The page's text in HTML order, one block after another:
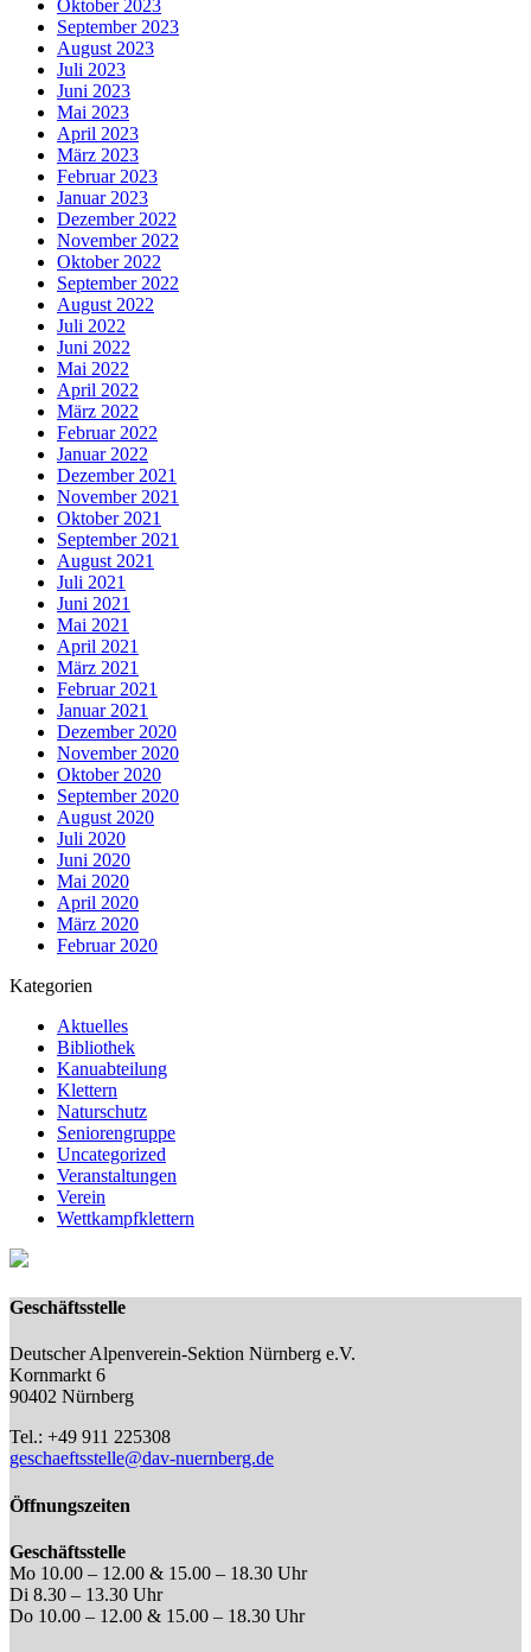
Oktober 2023
September 2023
August 2023
Juli 2023
Juni 2023
Mai 2023
April 2023
März 2023
Februar 2023
Januar 2023
Dezember 2022
November 2022
Oktober 2022
September 2022
August 2022
Juli 2022
Juni 2022
Mai 2022
April 2022
März 2022
Februar 2022
Januar 2022
Dezember 2021
November 2021
Oktober 2021
September 2021
August 2021
Juli 2021
Juni 2021
Mai 2021
April 2021
März 2021
Februar 2021
Januar 2021
Dezember 2020
November 2020
Oktober 2020
September 2020
August 2020
Juli 2020
Juni 2020
Mai 2020
April 2020
März 2020
Februar 2020
Kategorien
Aktuelles
Bibliothek
Kanuabteilung
Klettern
Naturschutz
Seniorengruppe
Uncategorized
Veranstaltungen
Verein
Wettkampfklettern
Geschäftsstelle
Deutscher Alpenverein-Sektion Nürnberg e.V.
Kornmarkt 6
90402 Nürnberg
Tel.: +49 911 225308
geschaeftsstelle@dav-nuernberg.de
Öffnungszeiten
Geschäftsstelle
Mo 10.00 – 12.00 & 15.00 – 18.30 Uhr
Di 8.30 – 13.30 Uhr
Do 10.00 – 12.00 & 15.00 – 18.30 Uhr